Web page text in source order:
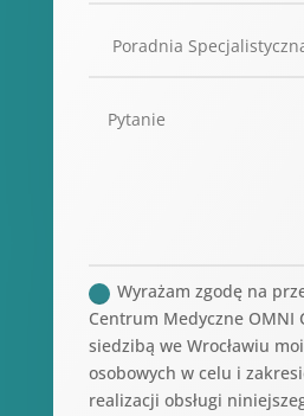
Wyrażam zgodę na
Centrum Medyczne OMNI
siedzibą we Wrocławiu
osobowych w celu i
realizacji obsługi